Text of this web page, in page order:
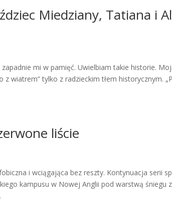
Miedziany, Tatiana i
mi w pamięć. Uwielbiam takie historie.
z wiatrem” tylko z radzieckim tłem historycznym.
liście
i wciągająca bez reszty. Kontynuacja serii
kampusu w Nowej Anglii pod warstwą śniegu